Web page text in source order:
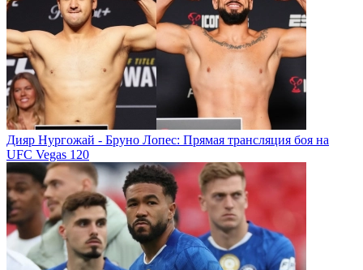
Дияр Нургожай - Бруно Лопес: Прямая трансляция боя на
UFC Vegas 120